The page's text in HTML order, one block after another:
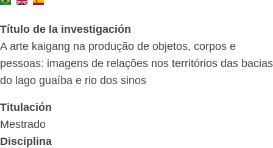
Título de la investigación
A arte kaigang na produção de objetos, corpos e
pessoas: imagens de relações nos territórios das bacias
do lago guaíba e rio dos sinos
Titulación
Mestrado
Disciplina